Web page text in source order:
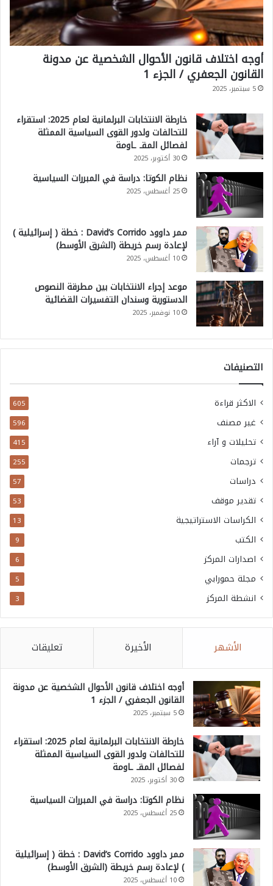
أوجه اختلاف قانون الأحوال الشخصية عن مدونة
القانون الجعفري / الجزء 1
5 سبتمبر، 2025
خارطة الانتخابات البرلمانية لعام 2025: استقراء
للتحالفات ولدور القوى السياسية الممثلة
لفصائل المقـ ـاومة
30 أكتوبر، 2025
نظام الكوتا: دراسة في المبررات السياسية
25 أغسطس، 2025
ممر داوود David’s Corrido : خطة ( إسرائيلية )
لإعادة رسم خريطة (الشرق الأوسط)
10 أغسطس، 2025
موعد إجراء الانتخابات بين مطرقة النصوص
الدستورية وسندان التفسيرات القضائية
10 نوفمبر، 2025
التصنيفات
الاكثر قراءة 605
غير مصنف 596
تحليلات و آراء 415
ترجمات 255
دراسات 57
تقدير موقف 53
الكراسات الاستراتيجية 13
الكتب 9
اصدارات المركز 6
مجلة حمورابي 5
انشطة المركز 3
الأشهر الأخيرة تعليقات
أوجه اختلاف قانون الأحوال الشخصية عن مدونة
القانون الجعفري / الجزء 1
5 سبتمبر، 2025
خارطة الانتخابات البرلمانية لعام 2025: استقراء
للتحالفات ولدور القوى السياسية الممثلة
لفصائل المقـ ـاومة
30 أكتوبر، 2025
نظام الكوتا: دراسة في المبررات السياسية
25 أغسطس، 2025
ممر داوود David’s Corrido : خطة ( إسرائيلية
) لإعادة رسم خريطة (الشرق الأوسط)
10 أغسطس، 2025